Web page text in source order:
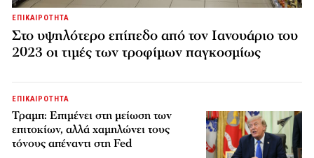
ΕΠΙΚΑΙΡΟΤΗΤΑ
Στο υψηλότερο επίπεδο από τον Ιανουάριο του
2023 οι τιμές των τροφίμων παγκοσμίως
ΕΠΙΚΑΙΡΟΤΗΤΑ
Τραμπ: Επιμένει στη μείωση των
επιτοκίων, αλλά χαμηλώνει τους
τόνους απέναντι στη Fed